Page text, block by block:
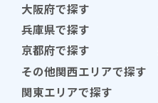
大阪府で探す
兵庫県で探す
京都府で探す
その他関西エリアで探す
関東エリアで探す